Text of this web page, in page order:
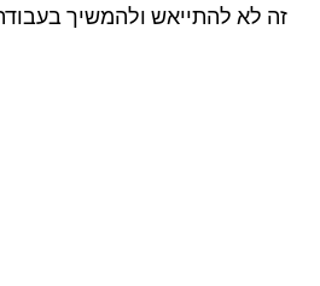
זה לא להתייאש ולהמשיך